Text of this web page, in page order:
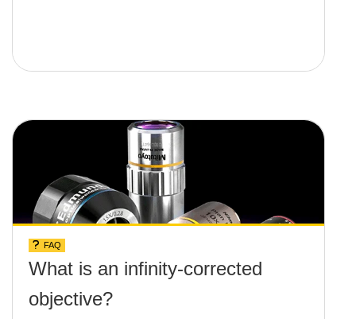
FAQ
What is an infinity-corrected
objective?